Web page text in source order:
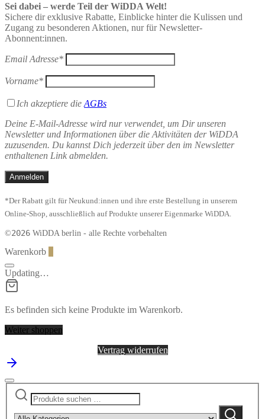
Sei dabei – werde Teil der WiDDA Welt!
Sichere dir exklusive Rabatte, Einblicke hinter die Kulissen und
Zugang zu besonderen Aktionen, nur für Newsletter-
Abonnent:innen.
Email Adresse*
Vorname*
Ich akzeptiere die AGBs
Deine E-Mail-Adresse wird nur verwendet, um Dir unseren
Newsletter und Informationen über die Aktivitäten der WiDDA
zuzusenden. Du kannst Dich jederzeit über den im Newsletter
enthaltenen Link abmelden.
*Der Rabatt gilt für Neukund:innen und ihre erste Bestellung in unserem
Online-Shop, ausschließlich auf Produkte unserer Eigenmarke WiDDA.
©2026 WiDDA berlin - alle Rechte vorbehalten
Warenkorb
Updating…
Es befinden sich keine Produkte im Warenkorb.
Weiter shoppen
Vertrag widerrufen
Suchen
nach:
category:
Suchen